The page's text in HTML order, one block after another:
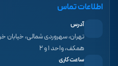
اطلاعات تماس
آدرس
همکف، واحد ۱ و ۲
ساعت کاری